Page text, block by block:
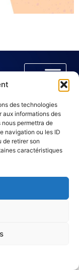
des technologies
informations des
permettra de
navigation ou les ID
de retirer son
caractéristiques
© 2005 –
2025 Tous
droits
réservés –
KELENN
Technology